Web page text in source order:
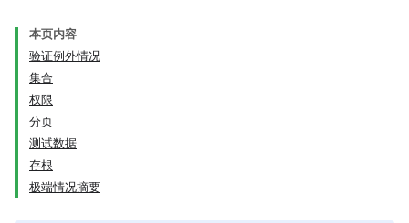
本页内容
验证例外情况
集合
权限
分页
测试数据
存根
极端情况摘要